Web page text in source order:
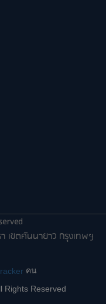
เขตคันนายาว กรุงเทพฯ
คน
Rights Reserved